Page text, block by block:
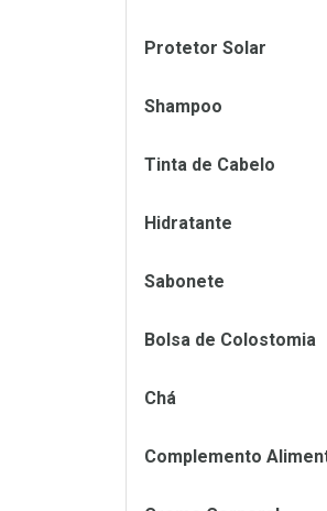
Protetor Solar
Shampoo
Tinta de Cabelo
Hidratante
Sabonete
Bolsa de Colostomia
Chá
Complemento